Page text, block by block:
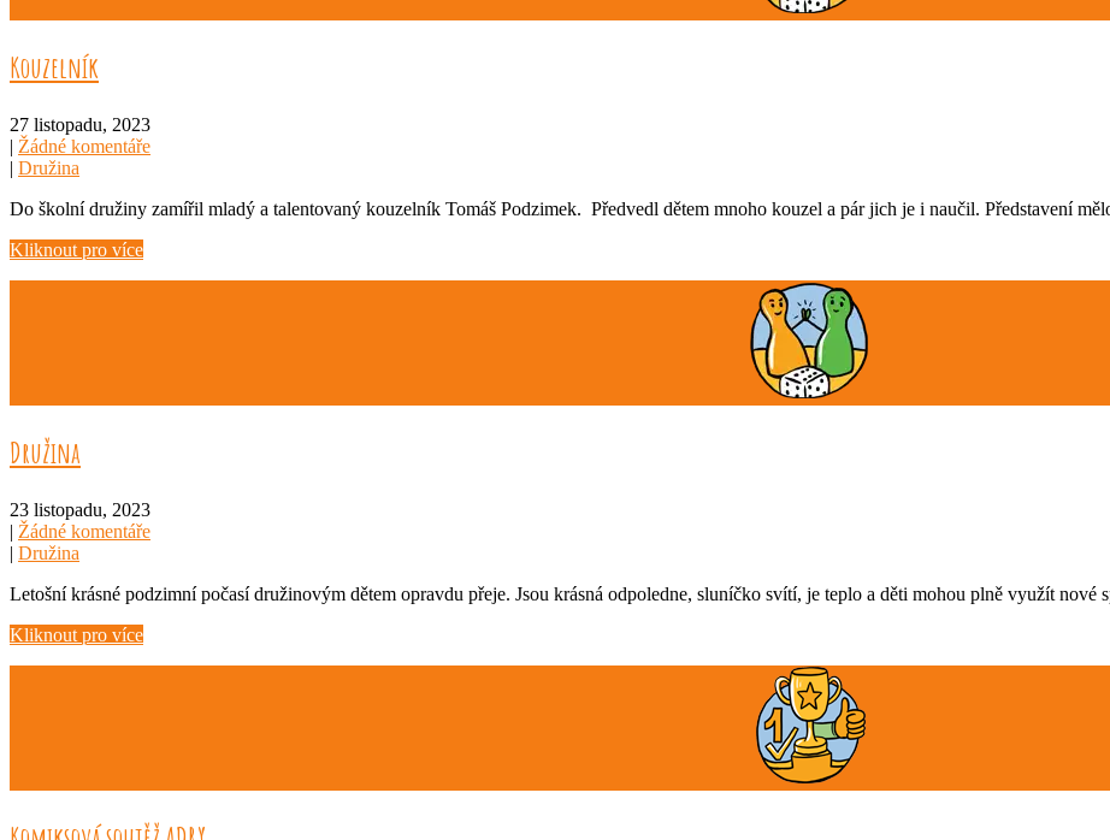
Kouzelník
27 listopadu, 2023
| Žádné komentáře
| Družina
Do školní družiny zamířil mladý a talentovaný kouzelník Tomáš Podzimek. Předvedl dětem mnoho kouzel a pár jich je i naučil. Představení
Kliknout pro více
Družina
23 listopadu, 2023
| Žádné komentáře
| Družina
Letošní krásné podzimní počasí družinovým dětem opravdu přeje. Jsou krásná odpoledne, sluníčko svítí, je teplo a děti mohou plně využít
Kliknout pro více